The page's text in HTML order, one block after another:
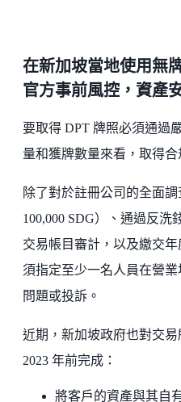
在新加坡當地使用無
官方事前風控，資產
要取得 DPT 牌照必須通過
量和獲牌數量來看，取得
除了對於註冊公司的全面
100,000 SDG）、通過反
交易帳目審計，以及繳交
須指定至少一名人員在營
問題或投訴。
近期，新加坡政府也對交
2023 年前完成：
將客戶的資產與其自